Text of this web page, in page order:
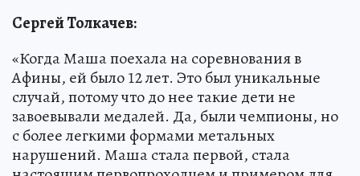
Сергей Толкачев:
«Когда Маша поехала на соревнования в
Афины, ей было 12 лет. Это был уникальные
случай, потому что до нее такие дети не
завоевывали медалей. Да, были чемпионы, но
с более легкими формами метальных
нарушений. Маша стала первой, стала